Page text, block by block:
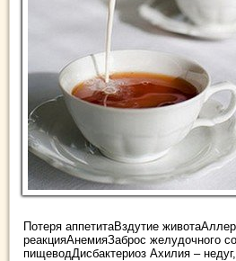
Потеря аппетитаВздутие
реакцияАнемияЗаброс желудочного
пищеводДисбактериоз Ахилия –